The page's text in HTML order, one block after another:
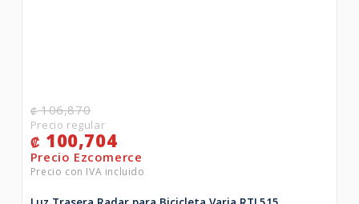
₡106,870
₡ 100,704